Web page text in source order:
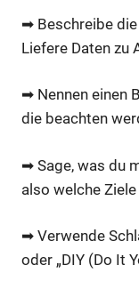
➡ Beschreibe
Liefere Daten zu
➡ Nennen einen
die beachten
➡ Sage, was du
also welche
➡ Verwende
oder „DIY (Do It